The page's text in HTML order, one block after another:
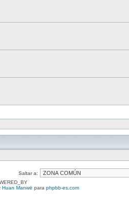
Saltar a:
Huan Manwë para phpbb-es.com